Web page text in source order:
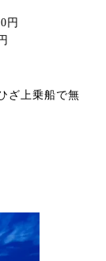
円
ざ上乗船で無